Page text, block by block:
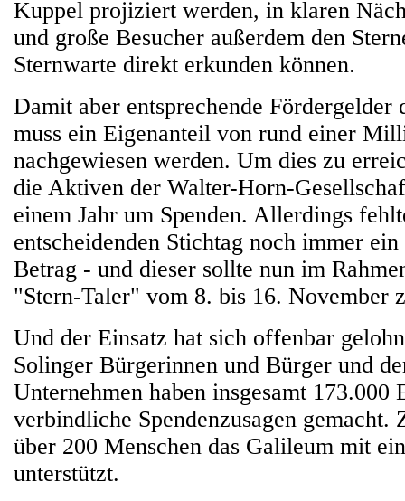
Kuppel projiziert werden, in klaren
und große Besucher außerdem den
Sternwarte direkt erkunden können.
Damit aber entsprechende Fördergelder
muss ein Eigenanteil von rund einer
nachgewiesen werden. Um dies zu
die Aktiven der Walter-Horn-
einem Jahr um Spenden. Allerdings
entscheidenden Stichtag noch immer
Betrag - und dieser sollte nun im
"Stern-Taler" vom 8. bis 16. November
Und der Einsatz hat sich offenbar
Solinger Bürgerinnen und Bürger und
Unternehmen haben insgesamt 173.000
verbindliche Spendenzusagen gemacht.
über 200 Menschen das Galileum mit
unterstützt.